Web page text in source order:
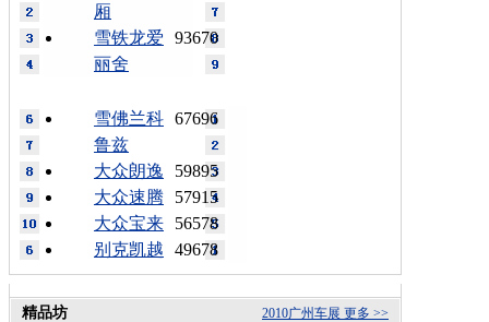
厢
93670
雪铁龙爱
丽舍
67696
雪佛兰科
鲁兹
59895
大众朗逸
57915
大众速腾
56578
大众宝来
49678
别克凯越
更多 >>
2010广州车展
精品坊